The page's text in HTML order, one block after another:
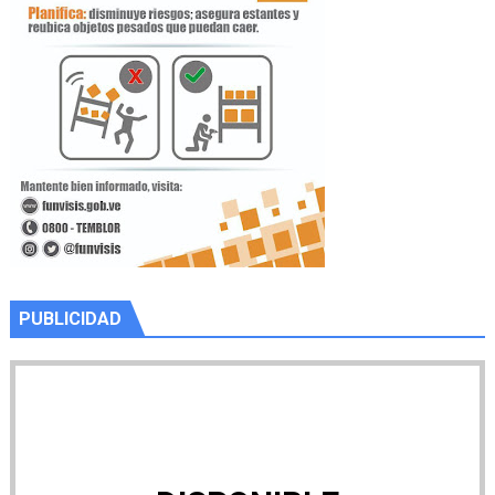
PUBLICIDAD